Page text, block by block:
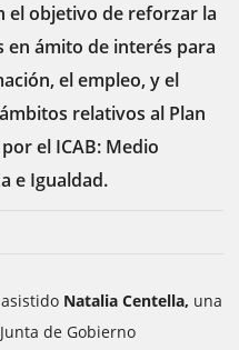
el objetivo de reforzar la
ámito de interés para
el empleo, y el
relativos al Plan
el ICAB: Medio
e Igualdad.
Natalia Centella, una
de Gobierno